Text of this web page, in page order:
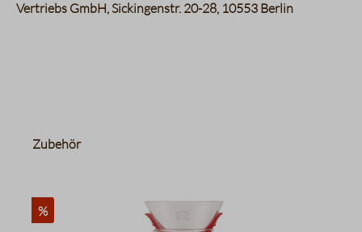
Vertriebs GmbH, Sickingenstr. 20-28, 10553 Berlin
Produktgalerie überspringen
Zubehör
%